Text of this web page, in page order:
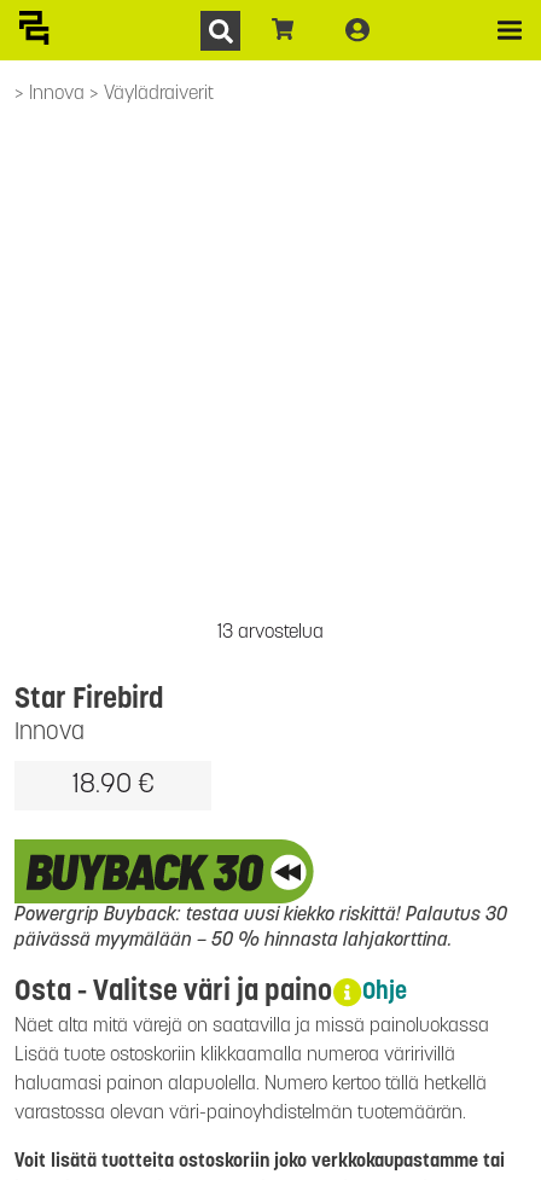
Innova Väylädraiverit
13 arvostelua
Innova
Star Firebird
18.90 €
Powergrip Buyback: testaa uusi kiekko riskittä! Palautus 30
päivässä myymälään – 50 % hinnasta lahjakorttina.
Osta - Valitse väri ja paino Ohje
Näet alta mitä värejä on saatavilla ja missä painoluokassa
Lisää tuote ostoskoriin klikkaamalla numeroa väririvillä
haluamasi painon alapuolella. Numero kertoo tällä hetkellä
varastossa olevan väri-painoyhdistelmän tuotemäärän.
Voit lisätä tuotteita ostoskoriin joko verkkokaupastamme tai